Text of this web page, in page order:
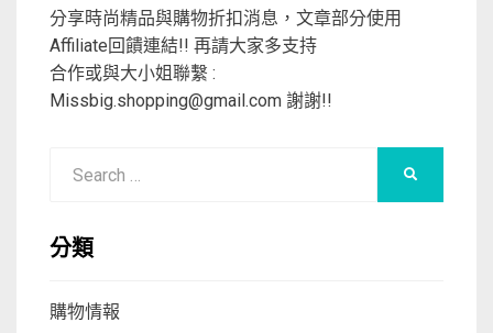
分享時尚精品與購物折扣消息，文章部分使用
Affiliate回饋連結!! 再請大家多支持
合作或與大小姐聯繫 :
Missbig.shopping@gmail.com 謝謝!!
分類
購物情報